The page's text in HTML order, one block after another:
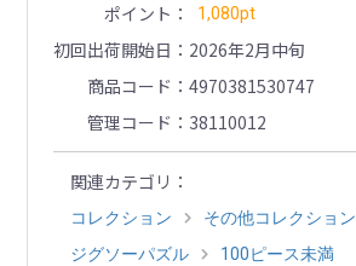
ポイント 1,080pt
初回出荷開始日
2026年2月中旬
商品コード
4970381530747
管理コード
38110012
関連カテゴリ
コレクション
その他コレクション
ジグソーパズル
100ピース未満